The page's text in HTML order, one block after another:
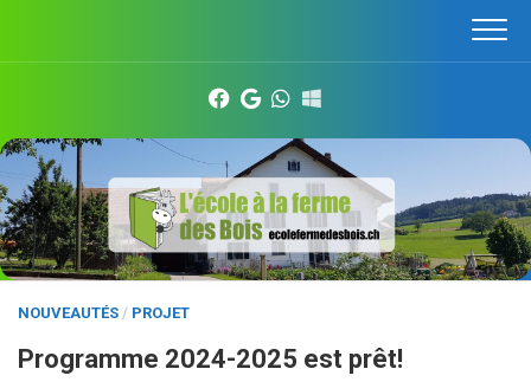
content
NOUVEAUTÉS / PROJET
Programme 2024-2025 est prêt!